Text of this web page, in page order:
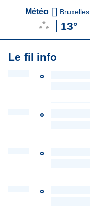
Météo Bruxelles
13°
Le fil info